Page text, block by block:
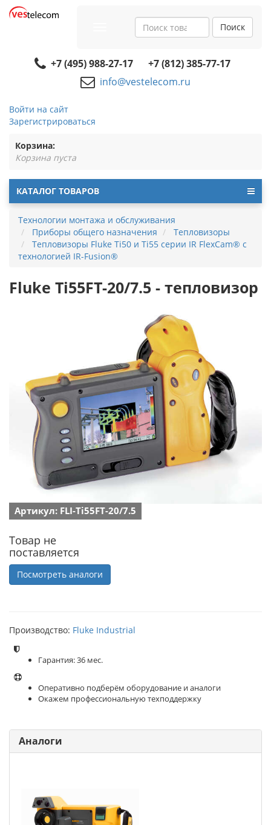
navigation
Поиск
+7 (495) 988-27-17
+7 (812) 385-77-17
info@vestelecom.ru
Войти на сайт
Зарегистрироваться
Корзина:
Корзина пуста
КАТАЛОГ ТОВАРОВ
Технологии монтажа и обслуживания
Приборы общего назначения
Тепловизоры
Тепловизоры Fluke Ti50 и Ti55 серии IR FlexCam® с
технологией IR-Fusion®
Fluke Ti55FT-20/7.5 - тепловизор
Артикул: FLI-Ti55FT-20/7.5
Товар не
поставляется
Посмотреть аналоги
Производство: Fluke Industrial
Гарантия: 36 мес.
Оперативно подберём оборудование и аналоги
Окажем профессиональную техподдержку
Аналоги